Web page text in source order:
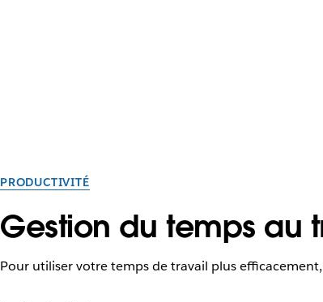
PRODUCTIVITÉ
Gestion du temps au
Pour utiliser votre temps de travail plus